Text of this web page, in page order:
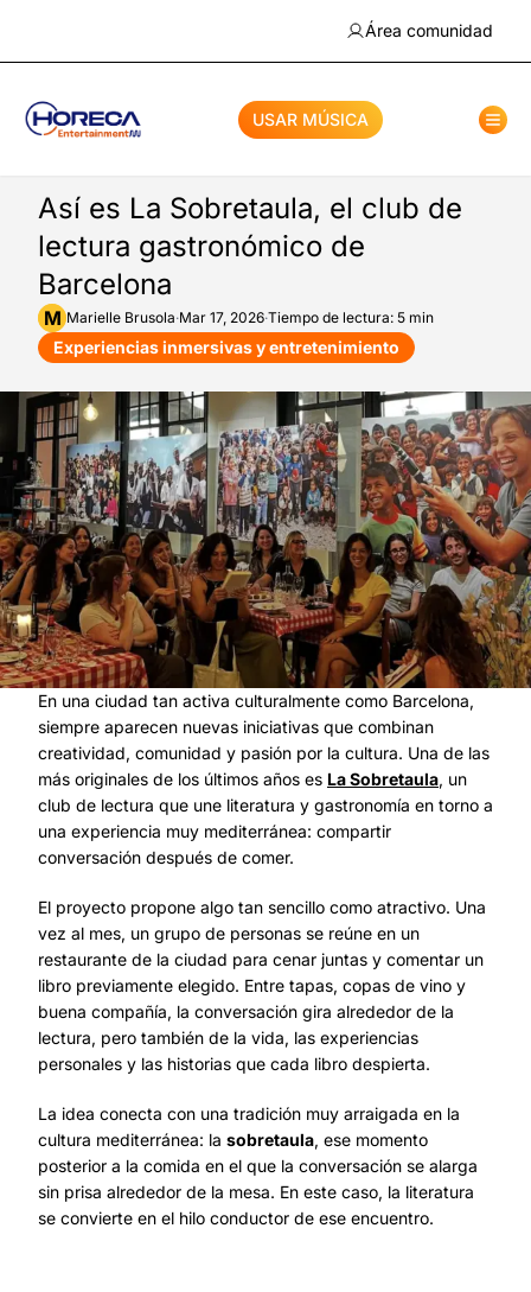
Área comunidad
USAR MÚSICA
Así es La Sobretaula, el club de
lectura gastronómico de
Barcelona
M Marielle Brusola·Mar 17, 2026·Tiempo de lectura: 5 min
Experiencias inmersivas y entretenimiento
En una ciudad tan activa culturalmente como Barcelona,
siempre aparecen nuevas iniciativas que combinan
creatividad, comunidad y pasión por la cultura. Una de las
más originales de los últimos años es La Sobretaula, un
club de lectura que une literatura y gastronomía en torno a
una experiencia muy mediterránea: compartir
conversación después de comer.
El proyecto propone algo tan sencillo como atractivo. Una
vez al mes, un grupo de personas se reúne en un
restaurante de la ciudad para cenar juntas y comentar un
libro previamente elegido. Entre tapas, copas de vino y
buena compañía, la conversación gira alrededor de la
lectura, pero también de la vida, las experiencias
personales y las historias que cada libro despierta.
La idea conecta con una tradición muy arraigada en la
cultura mediterránea: la sobretaula, ese momento
posterior a la comida en el que la conversación se alarga
sin prisa alrededor de la mesa. En este caso, la literatura
se convierte en el hilo conductor de ese encuentro.